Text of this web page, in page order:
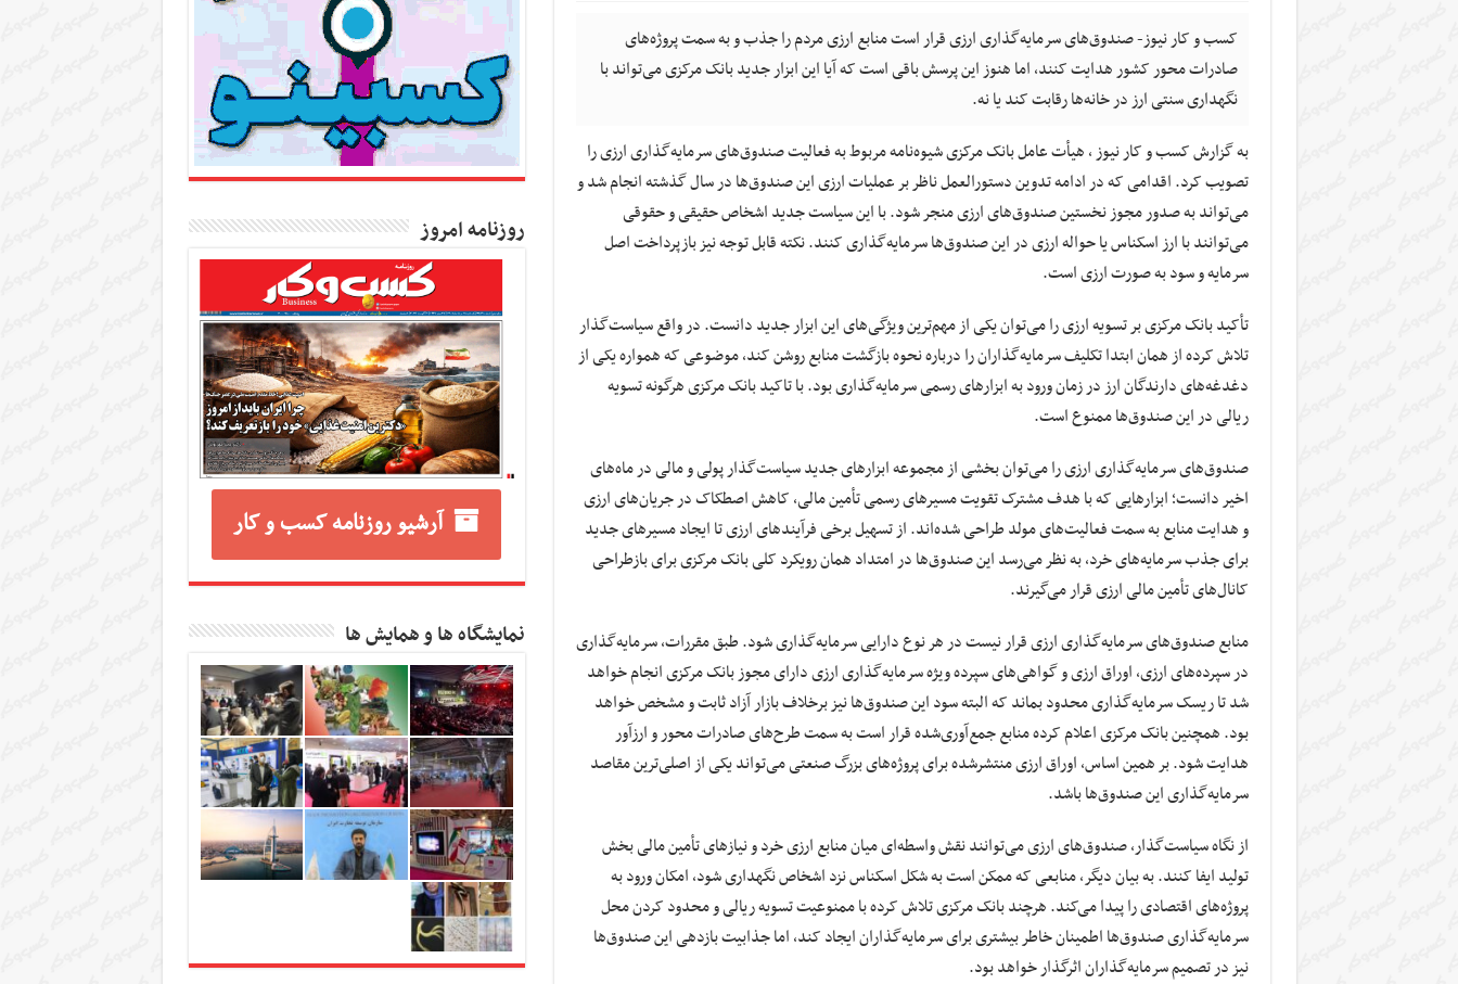
کسب و کار نیوز- صندوق‌های سرمایه‌گذاری ارزی قرار است منابع ارزی مردم را جذب و به سمت پروژه‌های
صادرات‌ محور کشور هدایت کنند، اما هنوز این پرسش باقی است که آیا این ابزار جدید بانک مرکزی می‌تواند با
نگهداری سنتی ارز در خانه‌ها رقابت کند یا نه.
به گزارش کسب و کار نیوز ، هیأت عامل بانک مرکزی شیوه‌نامه مربوط به فعالیت صندوق‌های سرمایه‌گذاری ارزی را
تصویب کرد. اقدامی که در ادامه تدوین دستورالعمل ناظر بر عملیات ارزی این صندوق‌ها در سال گذشته انجام شد و
می‌تواند به صدور مجوز نخستین صندوق‌های ارزی منجر شود. با این سیاست جدید اشخاص حقیقی و حقوقی
می‌توانند با ارز اسکناس یا حواله ارزی در این صندوق‌ها سرمایه‌گذاری کنند. نکته قابل توجه نیز بازپرداخت اصل
سرمایه و سود به‌ صورت ارزی است.
تأکید بانک مرکزی بر تسویه ارزی را می‌توان یکی از مهم‌ترین ویژگی‌های این ابزار جدید دانست. در واقع سیاست‌گذار
تلاش کرده از همان ابتدا تکلیف سرمایه‌گذاران را درباره نحوه بازگشت منابع روشن کند، موضوعی که همواره یکی از
دغدغه‌های دارندگان ارز در زمان ورود به ابزارهای رسمی سرمایه‌گذاری بود. با تاکید بانک مرکزی هرگونه تسویه
ریالی در این صندوق‌ها ممنوع است.
صندوق‌های سرمایه‌گذاری ارزی را می‌توان بخشی از مجموعه ابزارهای جدید سیاست‌گذار پولی و مالی در ماه‌های
اخیر دانست؛ ابزارهایی که با هدف مشترک تقویت مسیرهای رسمی تأمین مالی، کاهش اصطکاک در جریان‌های ارزی
و هدایت منابع به سمت فعالیت‌های مولد طراحی شده‌اند. از تسهیل برخی فرآیندهای ارزی تا ایجاد مسیرهای جدید
برای جذب سرمایه‌های خرد، به نظر می‌رسد این صندوق‌ها در امتداد همان رویکرد کلی بانک مرکزی برای بازطراحی
کانال‌های تأمین مالی ارزی قرار می‌گیرند.
منابع صندوق‌های سرمایه‌گذاری ارزی قرار نیست در هر نوع دارایی سرمایه‌گذاری شود. طبق مقررات، سرمایه‌گذاری
در سپرده‌های ارزی، اوراق ارزی و گواهی‌های سپرده ویژه سرمایه‌گذاری ارزی دارای مجوز بانک مرکزی انجام خواهد
شد تا ریسک سرمایه‌گذاری محدود بماند که البته سود این صندوق‌ها نیز برخلاف بازار آزاد ثابت و مشخص خواهد
بود. همچنین بانک مرکزی اعلام کرده منابع جمع‌آوری‌شده قرار است به سمت طرح‌های صادرات‌ محور و ارزآور
هدایت شود. بر همین اساس، اوراق ارزی منتشرشده برای پروژه‌های بزرگ صنعتی می‌تواند یکی از اصلی‌ترین مقاصد
سرمایه‌گذاری این صندوق‌ها باشد.
از نگاه سیاست‌گذار، صندوق‌های ارزی می‌توانند نقش واسطه‌ای میان منابع ارزی خرد و نیازهای تأمین مالی بخش
تولید ایفا کنند. به بیان دیگر، منابعی که ممکن است به شکل اسکناس نزد اشخاص نگهداری شود، امکان ورود به
پروژه‌های اقتصادی را پیدا می‌کند. هرچند بانک مرکزی تلاش کرده با ممنوعیت تسویه ریالی و محدود کردن محل
سرمایه‌گذاری صندوق‌ها اطمینان خاطر بیشتری برای سرمایه‌گذاران ایجاد کند، اما جذابیت بازدهی این صندوق‌ها
نیز در تصمیم سرمایه‌گذاران اثرگذار خواهد بود.
روزنامه امروز
آرشیو روزنامه کسب و کار
نمایشگاه ها و همایش ها